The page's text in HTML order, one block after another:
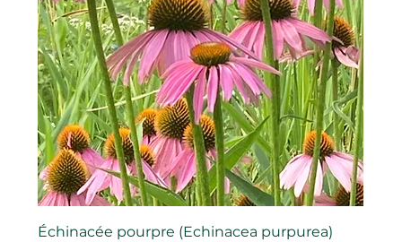
Échinacée pourpre (Echinacea purpurea)